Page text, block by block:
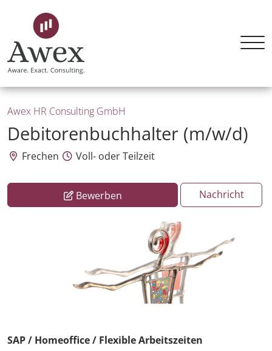
Awex HR Consulting GmbH
Debitorenbuchhalter (m/w/d)
Frechen Voll- oder Teilzeit
Bewerben Nachricht
SAP / Homeoffice / Flexible Arbeitszeiten